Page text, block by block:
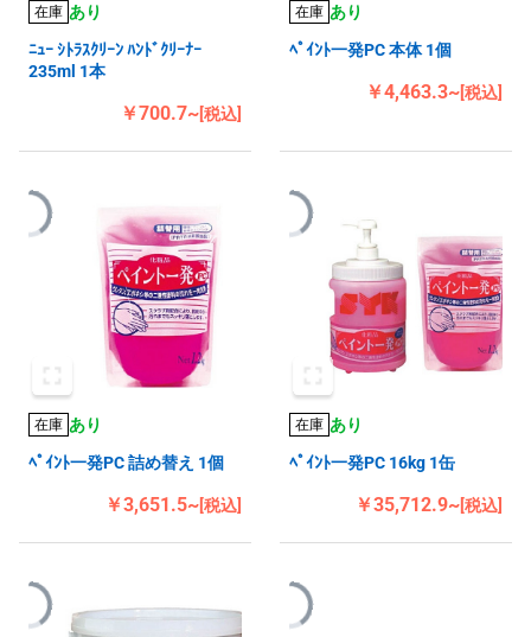
在庫 あり
ﾆｭｰ ｼﾄﾗｽｸﾘｰﾝ ﾊﾝﾄﾞｸﾘｰﾅｰ
235ml 1本
￥700.7~[税込]
在庫 あり
ﾍﾟｲﾝﾄ一発PC 本体 1個
￥4,463.3~[税込]
在庫 あり
ﾍﾟｲﾝﾄ一発PC 詰め替え 1個
￥3,651.5~[税込]
在庫 あり
ﾍﾟｲﾝﾄ一発PC 16kg 1缶
￥35,712.9~[税込]